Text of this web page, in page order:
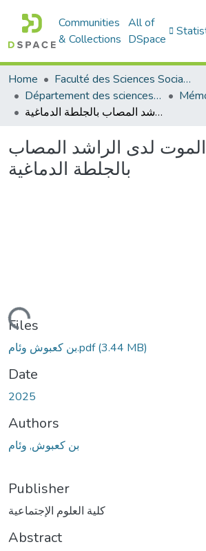
Communities
& Collections
All of
DSpace
Home
Faculté des Sciences Sociales
Département des sciences sociales
قلق الموت لدى الراشد المصاب بالجلطة الدماغية
لدى الراشد المصاب
بالجلطة الدماغية
Loading...
Files
بن كعبوش وئام.pdf(3.44 MB)
Date
2025
Authors
بن كعبوش, وئام
Publisher
كلية العلوم الإجتماعية
Abstract